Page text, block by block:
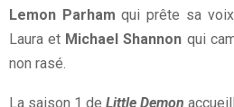
Lemon Parham qui prête sa
Laura et Michael Shannon qui
non rasé.
La saison 1 de Little Demon